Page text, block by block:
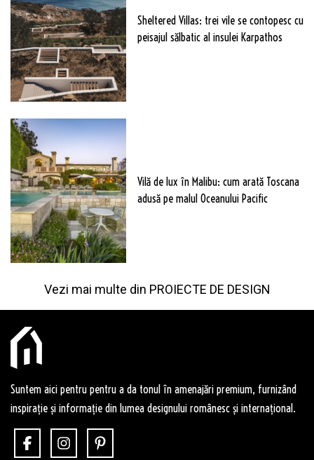
Sheltered Villas: trei vile se contopesc cu
peisajul sălbatic al insulei Karpathos
Vilă de lux în Malibu: cum arată Toscana
adusă pe malul Oceanului Pacific
Vezi mai multe din PROIECTE DE DESIGN
Suntem aici pentru pentru a da tonul în amenajări premium, furnizând
inspirație și informație din lumea designului românesc și internațional.